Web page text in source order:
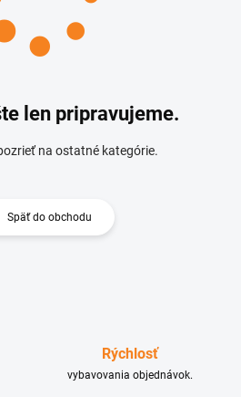
len pripravujeme.
na ostatné kategórie.
Späť do obchodu
Rýchlosť
vybavovania objednávok.